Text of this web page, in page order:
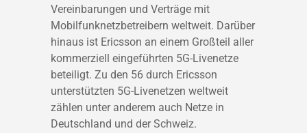
Vereinbarungen und Verträge mit
Mobilfunknetzbetreibern weltweit. Darüber
hinaus ist Ericsson an einem Großteil aller
kommerziell eingeführten 5G-Livenetze
beteiligt. Zu den 56 durch Ericsson
unterstützten 5G-Livenetzen weltweit
zählen unter anderem auch Netze in
Deutschland und der Schweiz.